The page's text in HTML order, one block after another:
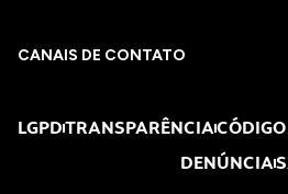
CANAIS DE CONTATO
LGPDTRANSPARÊNCIA
DENÚNCIA